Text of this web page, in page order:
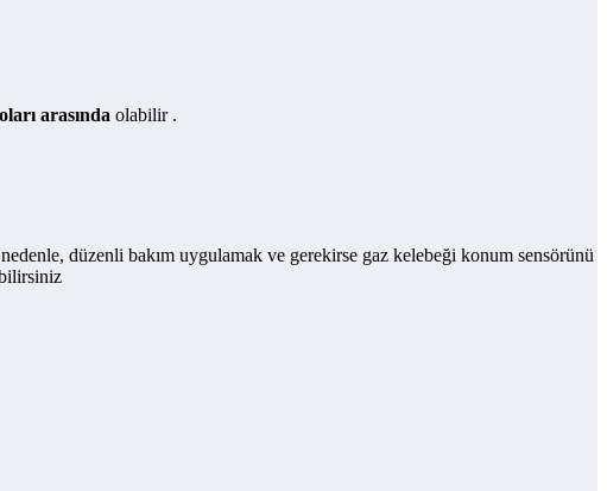
arasında olabilir .
düzenli bakım uygulamak ve gerekirse gaz kelebeği konum sensörünü